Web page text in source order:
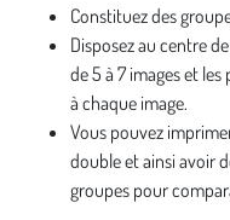
Constituez des
Disposez au centre
de 5 à 7 images et
à chaque image.
Vous pouvez
double et ainsi avoir
groupes pour